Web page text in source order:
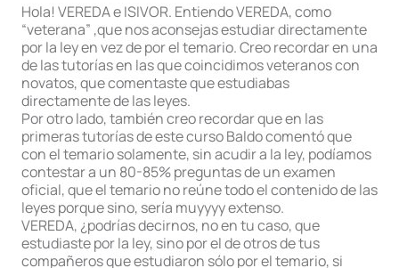
Hola! VEREDA e ISIVOR. Entiendo VEREDA, como
“veterana” ,que nos aconsejas estudiar directamente
por la ley en vez de por el temario. Creo recordar en una
de las tutorías en las que coincidimos veteranos con
novatos, que comentaste que estudiabas
directamente de las leyes.
Por otro lado, también creo recordar que en las
primeras tutorías de este curso Baldo comentó que
con el temario solamente, sin acudir a la ley, podíamos
contestar a un 80-85% preguntas de un examen
oficial, que el temario no reúne todo el contenido de las
leyes porque sino, sería muyyyy extenso.
VEREDA, ¿podrías decirnos, no en tu caso, que
estudiaste por la ley, sino por el de otros de tus
compañeros que estudiaron sólo por el temario, si